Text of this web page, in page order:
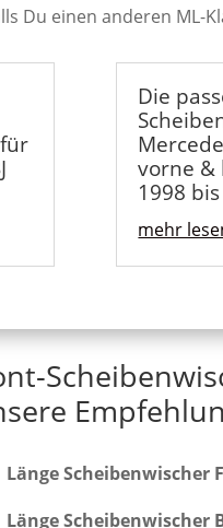
Du einen anderen ML-
Die
vorne &
1998
mehr
Länge Scheibenwischer
Länge Scheibenwischer